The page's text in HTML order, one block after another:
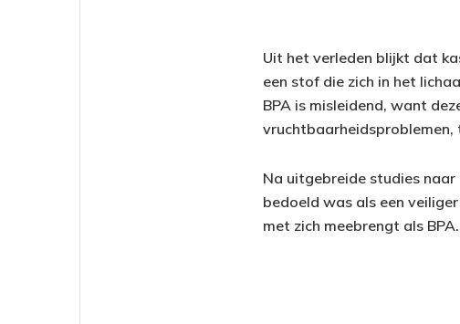
Uit het verleden blijkt dat
een stof die zich in het
BPA is misleidend, want
Na uitgebreide studies
bedoeld was als een
met zich meebrengt als BPA.